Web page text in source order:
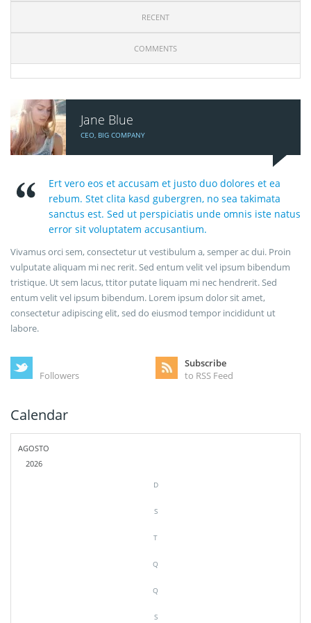
RECENT
COMMENTS
Jane Blue
CEO, BIG COMPANY
Ert vero eos et accusam et justo duo dolores et ea
rebum. Stet clita kasd gubergren, no sea takimata
sanctus est. Sed ut perspiciatis unde omnis iste natus
error sit voluptatem accusantium.
Vivamus orci sem, consectetur ut vestibulum a, semper ac dui. Proin
vulputate aliquam mi nec rerit. Sed entum velit vel ipsum bibendum
tristique. Ut sem lacus, ttitor putate liquam mi nec hendrerit. Sed
entum velit vel ipsum bibendum. Lorem ipsum dolor sit amet,
consectetur adipiscing elit, sed do eiusmod tempor incididunt ut
labore.
Followers
Subscribe
to RSS Feed
Calendar
AGOSTO
2026
D
S
T
Q
Q
S